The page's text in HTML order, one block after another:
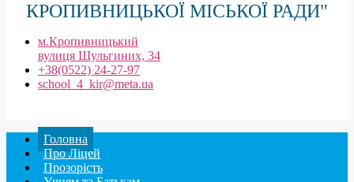
КРОПИВНИЦЬКОЇ МІСЬКОЇ РАДИ"
м.Кропивницький
вулиця Шульгиних, 34
+38(0522) 24-27-97
school_4_kir@meta.ua
Головна
Про Ліцей
Прозорість